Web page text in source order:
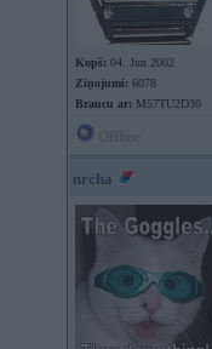
Kopš: 04. Jun 2002
Ziņojumi: 6078
Braucu ar: M57TU2D30
nrcha